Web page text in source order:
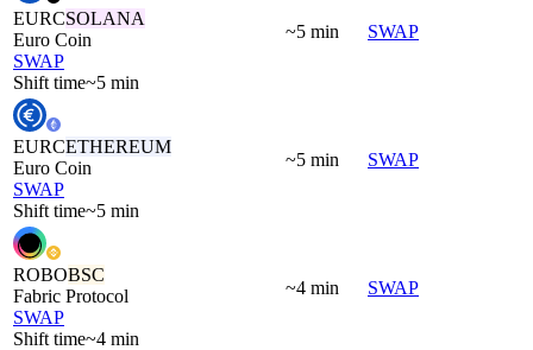
EURCSOLANA
Euro Coin
SWAP
Shift time~5 min
~5 min SWAP
EURCETHEREUM
Euro Coin
SWAP
Shift time~5 min
~5 min SWAP
ROBOBSC
Fabric Protocol
SWAP
Shift time~4 min
~4 min SWAP